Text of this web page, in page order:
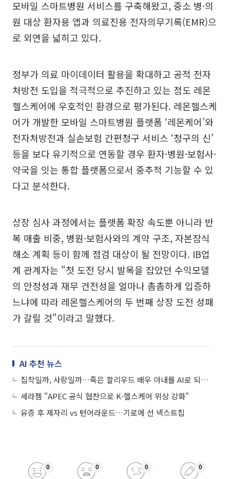
모바일 스마트병원 서비스를 구축해왔고, 중소 병·의
원 대상 환자용 앱과 의료진용 전자의무기록(EMR)으
로 외연을 넓히고 있다.
정부가 의료 마이데이터 활용을 확대하고 공적 전자
처방전 도입을 적극적으로 추진하고 있는 점도 레몬
헬스케어에 우호적인 환경으로 평가된다. 레몬헬스케
어가 개발한 모바일 스마트병원 플랫폼 ‘레몬케어’와
전자처방전과 실손보험 간편청구 서비스 ‘청구의 신’
등을 보다 유기적으로 연동할 경우 환자·병원·보험사·
약국을 잇는 통합 플랫폼으로서 중추적 기능할 수 있
다고 분석한다.
상장 심사 과정에서는 플랫폼 확장 속도뿐 아니라 반
복 매출 비중, 병원·보험사와의 계약 구조, 자본잠식
해소 계획 등이 함께 점검 대상이 될 전망이다. IB업
계 관계자는 "첫 도전 당시 발목을 잡았던 수익모델
의 안정성과 재무 건전성을 얼마나 촘촘하게 입증하
느냐에 따라 레몬헬스케어의 두 번째 상장 도전 성패
가 갈릴 것"이라고 말했다.
AI 추천 뉴스
집착일까, 사랑일까…죽은 할리우드 배우 아내를 AI로 되살린 남편
세라젬 "APEC 공식 협찬으로 K-헬스케어 위상 강화"
유증 후 제자리 vs 턴어라운드…기로에 선 넥스트칩
0 0 0 0